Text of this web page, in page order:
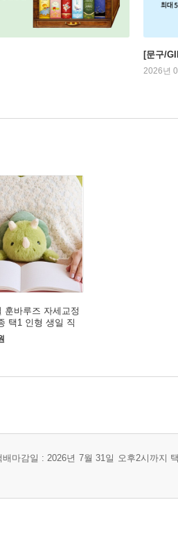
[문구/
2026년
훈바루즈 자세교정
택1 인형 생일 직
마감일 : 2026년 7월 31일 오후2시까지